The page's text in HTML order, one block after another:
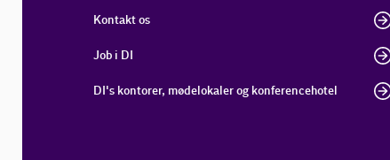
Kontakt os
Job i DI
DI's kontorer, mødelokaler og konferencehotel